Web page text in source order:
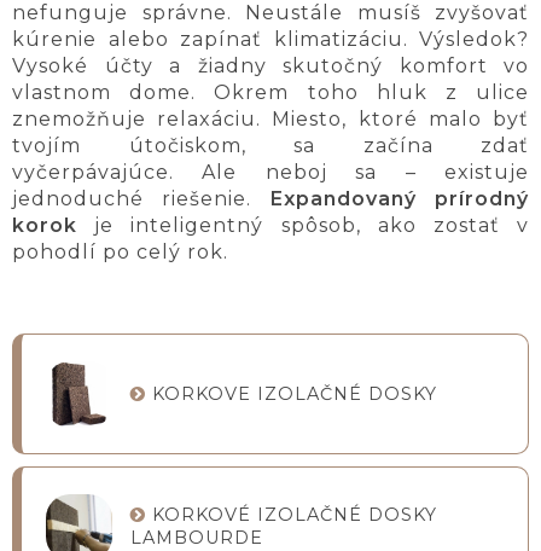
nefunguje správne. Neustále musíš zvyšovať
kúrenie alebo zapínať klimatizáciu. Výsledok?
Vysoké účty a žiadny skutočný komfort vo
vlastnom dome. Okrem toho hluk z ulice
znemožňuje relaxáciu. Miesto, ktoré malo byť
tvojím útočiskom, sa začína zdať
vyčerpávajúce. Ale neboj sa – existuje
jednoduché riešenie.
Expandovaný prírodný
korok je inteligentný spôsob, ako zostať v
pohodlí po celý rok.
KORKOVE IZOLAČNÉ DOSKY
KORKOVÉ IZOLAČNÉ DOSKY
LAMBOURDE